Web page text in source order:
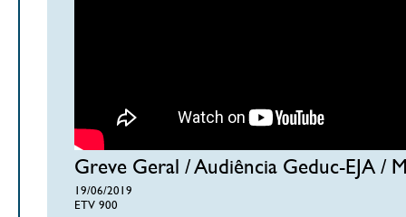
Greve Geral / Audiência Geduc-EJA /
19/06/2019
ETV 900